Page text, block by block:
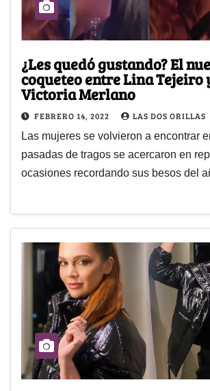
¿Les quedó gustando? El
coqueteo entre Lina Tejeiro
Victoria Merlano
FEBRERO 14, 2022 LAS DOS ORILLAS
Las mujeres se volvieron a encontrar
pasadas de tragos se acercaron en
ocasiones recordando sus besos del